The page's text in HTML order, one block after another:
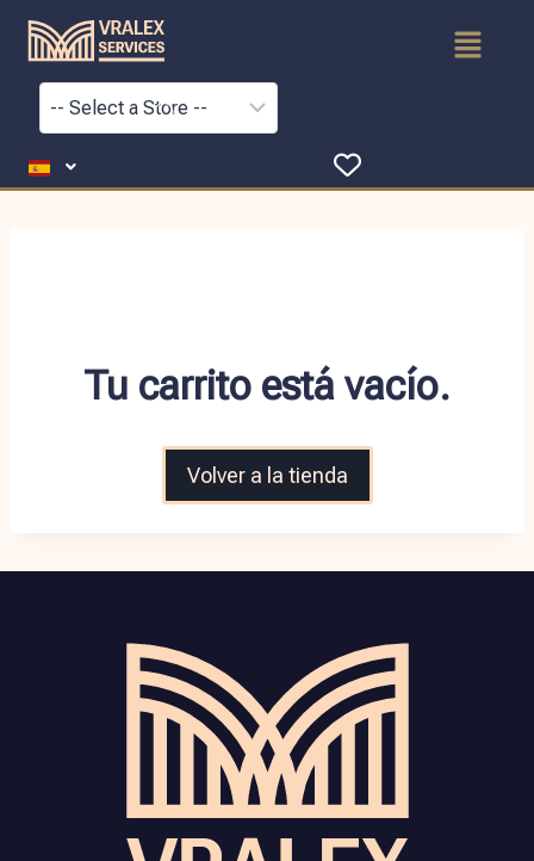
Tu carrito está vacío.
Volver a la tienda